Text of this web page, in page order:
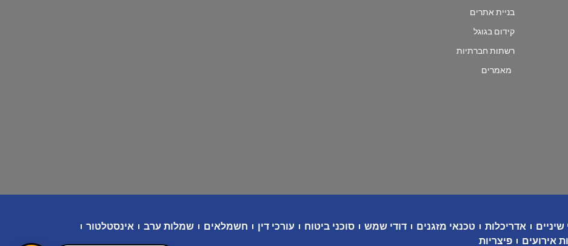
בניית אתרים
קידום בגוגל
רשתות חברתיות
מאמרים
שיניים אדריכלות טכנאי מזגנים דודי שמש סוכני ביטוח עורכי דין חשמלאים שמלות ערב
אינסטלטור
אירועים
פיצריות